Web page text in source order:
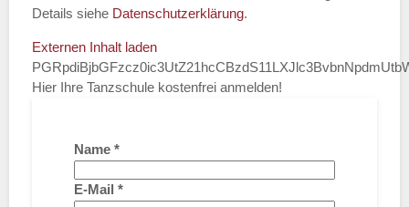
Details siehe Datenschutzerklärung.
Externen Inhalt laden
Hier Ihre Tanzschule kostenfrei anmelden!
Name *
E-Mail *